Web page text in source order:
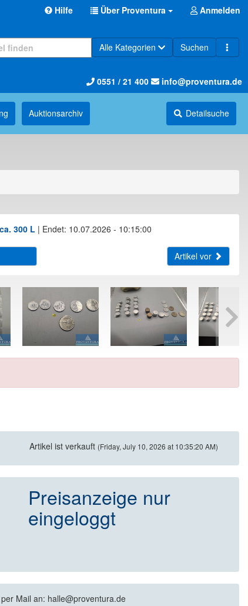
Hilfe Über Proventura Anmelden
Alle Kategorien Suchen
0551 / 21 400 info@proventura.de
Auktions­archiv Detailsuche
300 L | Endet: 10.07.2026 - 10:15:00
Artikel vor
Artikel ist verkauft (Friday, July 10, 2026 at 10:35:20 AM)
Preisanzeige nur
eingeloggt
Mail an: halle@proventura.de